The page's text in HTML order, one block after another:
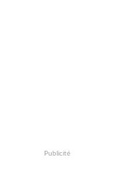
Publicité